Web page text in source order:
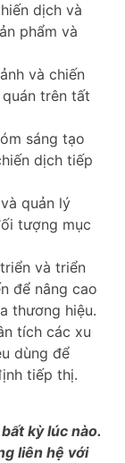
dịch và
phẩm và
và chiến
trên tất
sáng tạo
dịch tiếp
quản lý
tượng mục
và triển
để nâng cao
thương hiệu.
tích các xu
dùng để
tiếp thị.
kỳ lúc nào.
liên hệ với